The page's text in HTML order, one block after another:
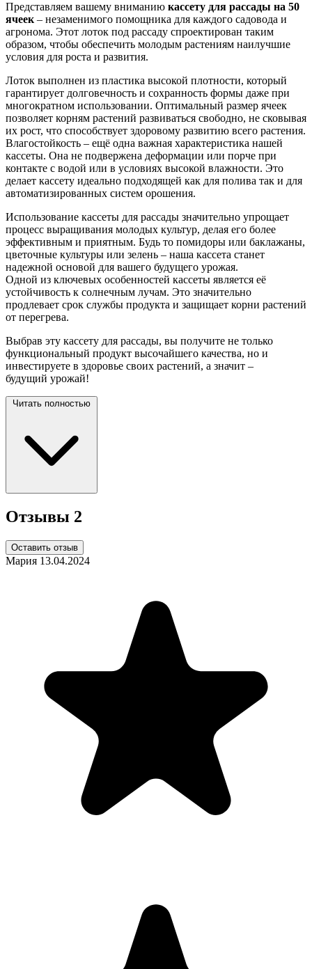
Представляем вашему вниманию кассету для рассады на 50
ячеек – незаменимого помощника для каждого садовода и
агронома. Этот лоток под рассаду спроектирован таким
образом, чтобы обеспечить молодым растениям наилучшие
условия для роста и развития.
Лоток выполнен из пластика высокой плотности, который
гарантирует долговечность и сохранность формы даже при
многократном использовании. Оптимальный размер ячеек
позволяет корням растений развиваться свободно, не сковывая
их рост, что способствует здоровому развитию всего растения.
Влагостойкость – ещё одна важная характеристика нашей
кассеты. Она не подвержена деформации или порче при
контакте с водой или в условиях высокой влажности. Это
делает кассету идеально подходящей как для полива так и для
автоматизированных систем орошения.
Использование кассеты для рассады значительно упрощает
процесс выращивания молодых культур, делая его более
эффективным и приятным. Будь то помидоры или баклажаны,
цветочные культуры или зелень – наша кассета станет
надежной основой для вашего будущего урожая.
Одной из ключевых особенностей кассеты является её
устойчивость к солнечным лучам. Это значительно
продлевает срок службы продукта и защищает корни растений
от перегрева.
Выбрав эту кассету для рассады, вы получите не только
функциональный продукт высочайшего качества, но и
инвестируете в здоровье своих растений, а значит –
будущий урожай!
Читать полностью
Отзывы 2
Оставить отзыв
Мария 13.04.2024